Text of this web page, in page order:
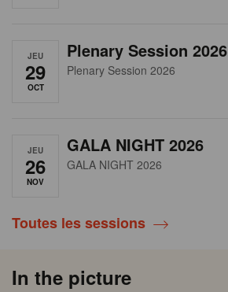
JEU
29
OCT
Plenary Session 2026
Plenary Session 2026
JEU
26
NOV
GALA NIGHT 2026
GALA NIGHT 2026
Toutes les sessions
In the picture